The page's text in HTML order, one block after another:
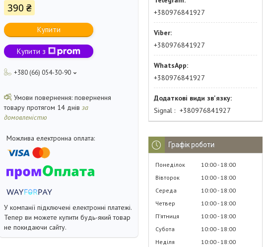
390 ₴
Купити
Купити з
+380 (66) 054-30-90
повернення
товару протягом 14 днів за
домовленістю
У компанії підключені електронні платежі.
Тепер ви можете купити будь-який товар
не покидаючи сайту.
+380976841927
+380976841927
+380976841927
Signal +380976841927
Графік роботи
Понеділок 10:00 18:00
Вівторок
10:00 18:00
Середа
10:00 18:00
Четвер
10:00 18:00
Пʼятниця
10:00 18:00
Субота
10:00 18:00
Неділя
10:00 18:00